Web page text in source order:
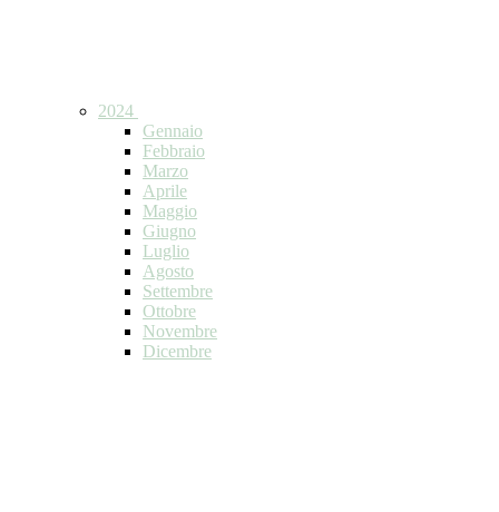
2024
Gennaio
Febbraio
Marzo
Aprile
Maggio
Giugno
Luglio
Agosto
Settembre
Ottobre
Novembre
Dicembre